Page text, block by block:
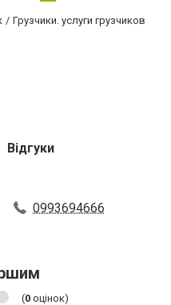
Грузчики. услуги грузчиков
Відгуки
0993694666
(0 оцінок)